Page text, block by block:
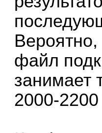
файл
занимает
2000-